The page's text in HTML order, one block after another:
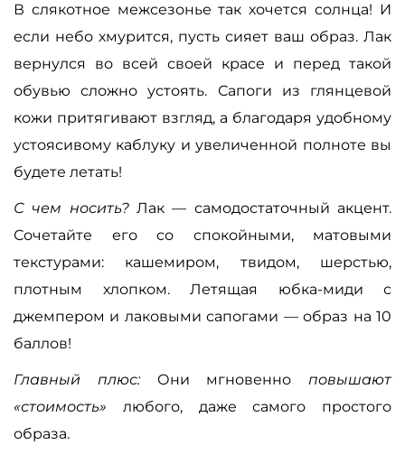
В слякотное межсезонье так хочется солнца! И
если небо хмурится, пусть сияет ваш образ. Лак
вернулся во всей своей красе и перед такой
обувью сложно устоять. Сапоги из глянцевой
кожи притягивают взгляд, а благодаря удобному
устоясивому каблуку и увеличенной полноте вы
будете летать!
С чем носить? Лак — самодостаточный акцент.
Сочетайте его со спокойными, матовыми
текстурами: кашемиром, твидом, шерстью,
плотным хлопком. Летящая юбка-миди с
джемпером и лаковыми сапогами — образ на 10
баллов!
Главный плюс: Они мгновенно повышают
«стоимость» любого, даже самого простого
образа.